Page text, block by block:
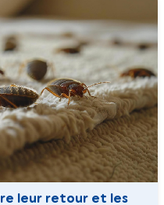
leur retour et les